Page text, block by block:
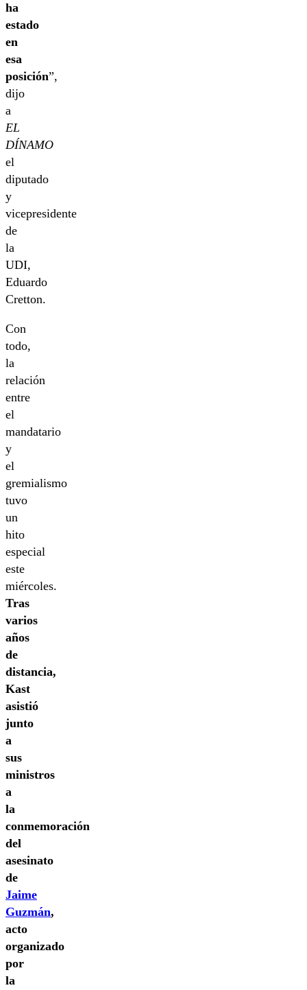
ha
estado
en
esa
posición”,
dijo
a
EL
DÍNAMO
el
diputado
y
vicepresidente
de
la
UDI,
Eduardo
Cretton.
Con
todo,
la
relación
entre
el
mandatario
y
el
gremialismo
tuvo
un
hito
especial
este
miércoles.
Tras
varios
años
de
distancia,
Kast
asistió
junto
a
sus
ministros
a
la
conmemoración
del
asesinato
de
Jaime
Guzmán,
acto
organizado
por
la